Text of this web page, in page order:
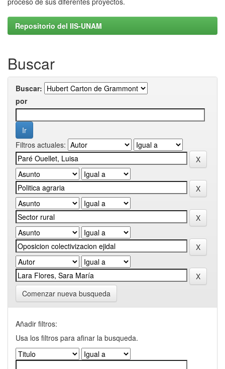
Repositorio del IIS-UNAM
Buscar
Buscar:
por
Filtros actuales:
Comenzar nueva busqueda
Añadir filtros:
Usa los filtros para afinar la busqueda.